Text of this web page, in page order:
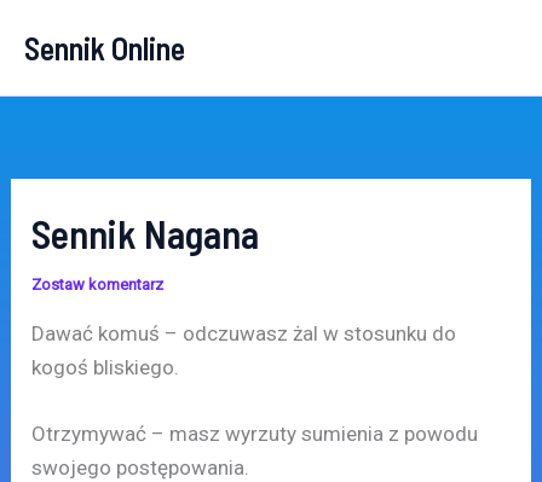
Sennik Online
Sennik Nagana
Zostaw komentarz
Dawać komuś – odczuwasz żal w stosunku do
kogoś bliskiego.
Otrzymywać – masz wyrzuty sumienia z powodu
swojego postępowania.